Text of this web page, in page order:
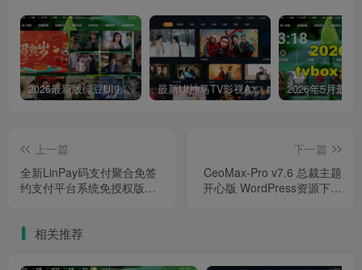
2026最新版绿豆UI9双端影视APP源码 最新UI神马TV影视APP源码 乐檬影视苹果CMS后台 包含前后端源码
上一篇
全新LinPay码支付聚合免签
约支付平台系统免授权版
下一篇
CeoMax-Pro v7.6 总裁主题
开心版 WordPress资源下载
相关推荐